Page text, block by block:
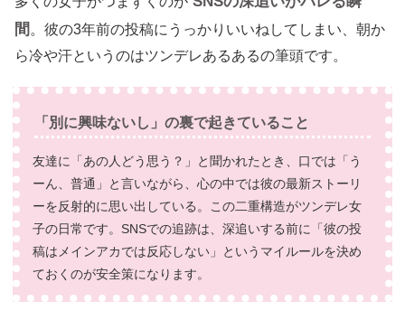
間 。彼の3年前の投稿にうっかりいいねしてしまい、朝か
ら冷や汗というのはツンデレあるあるの筆頭です。
「別に興味ないし」の裏で起きていること
友達に「あの人どう思う？」と聞かれたとき、口では「う
ーん、普通」と言いながら、心の中では彼の最新ストーリ
ーを反射的に思い出している。この二重構造がツンデレ女
子の日常です。SNSでの追跡は、深追いする前に「彼の投
稿はメインアカでは反応しない」というマイルールを決め
ておくのが安全策になります。